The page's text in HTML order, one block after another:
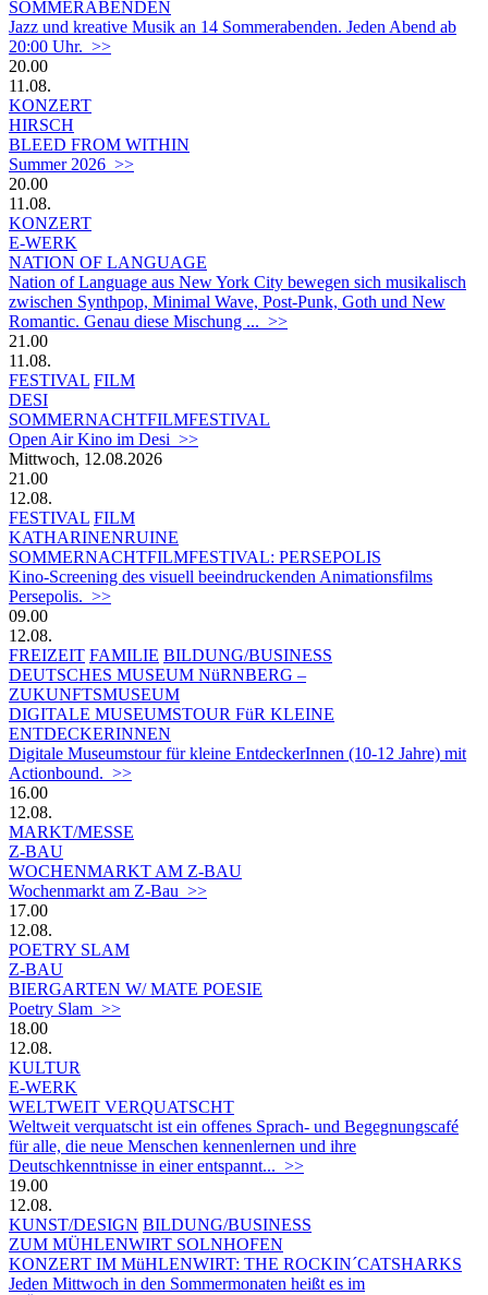
SOMMERABENDEN
Jazz und kreative Musik an 14 Sommerabenden. Jeden Abend ab
20:00 Uhr. >>
20.00
11.08.
KONZERT
HIRSCH
BLEED FROM WITHIN
Summer 2026 >>
20.00
11.08.
KONZERT
E-WERK
NATION OF LANGUAGE
Nation of Language aus New York City bewegen sich musikalisch
zwischen Synthpop, Minimal Wave, Post-Punk, Goth und New
Romantic. Genau diese Mischung ... >>
21.00
11.08.
FESTIVAL FILM
DESI
SOMMERNACHTFILMFESTIVAL
Open Air Kino im Desi >>
Mittwoch, 12.08.2026
21.00
12.08.
FESTIVAL FILM
KATHARINENRUINE
SOMMERNACHTFILMFESTIVAL: PERSEPOLIS
Kino-Screening des visuell beeindruckenden Animationsfilms
Persepolis. >>
09.00
12.08.
FREIZEIT FAMILIE BILDUNG/BUSINESS
DEUTSCHES MUSEUM NüRNBERG –
ZUKUNFTSMUSEUM
DIGITALE MUSEUMSTOUR FüR KLEINE
ENTDECKERINNEN
Digitale Museumstour für kleine EntdeckerInnen (10-12 Jahre) mit
Actionbound. >>
16.00
12.08.
MARKT/MESSE
Z-BAU
WOCHENMARKT AM Z-BAU
Wochenmarkt am Z-Bau >>
17.00
12.08.
POETRY SLAM
Z-BAU
BIERGARTEN W/ MATE POESIE
Poetry Slam >>
18.00
12.08.
KULTUR
E-WERK
WELTWEIT VERQUATSCHT
Weltweit verquatscht ist ein offenes Sprach- und Begegnungscafé
für alle, die neue Menschen kennenlernen und ihre
Deutschkenntnisse in einer entspannt... >>
19.00
12.08.
KUNST/DESIGN BILDUNG/BUSINESS
ZUM MÜHLENWIRT SOLNHOFEN
KONZERT IM MüHLENWIRT: THE ROCKIN´CATSHARKS
Jeden Mittwoch in den Sommermonaten heißt es im